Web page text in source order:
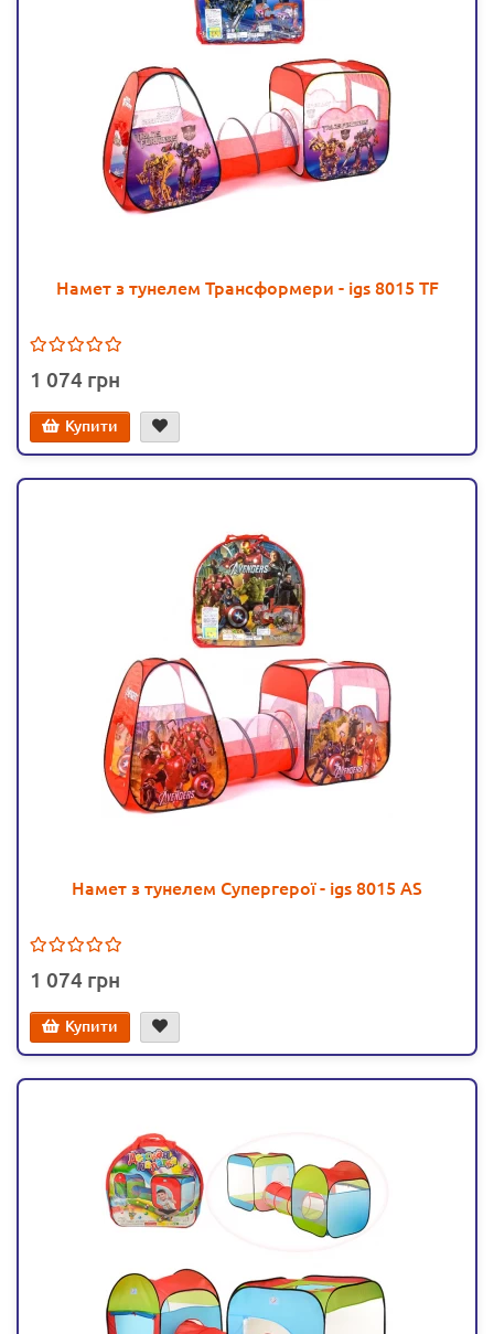
Намет з тунелем Трансформери - igs 8015 TF
1 074
Купити
Намет з тунелем Супергерої - igs 8015 AS
1 074
Купити